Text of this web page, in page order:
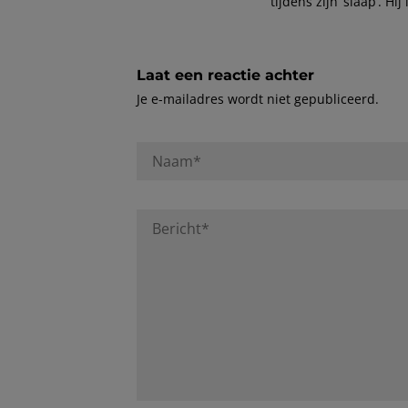
Laat een reactie achter
Je e-mailadres wordt niet gepubliceerd.